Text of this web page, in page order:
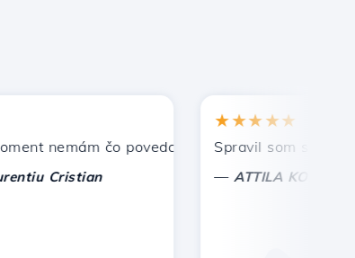
nemám čo povedať, len oceniť. S osobitnou
Cristian
★★★★★
Spravil som správnu
ATTILA KOLES